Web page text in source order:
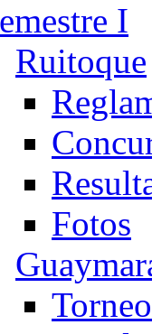
I
Ruitoque
Fotos